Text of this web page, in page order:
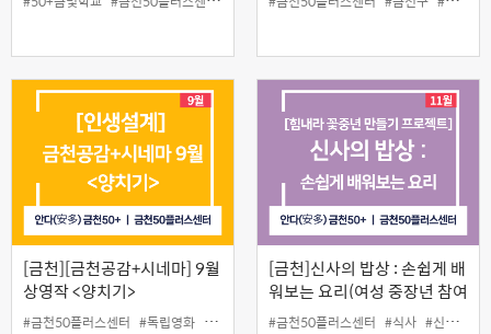
[금천][금천공감+시네마] 9월
상영작 <양치기>
#금천50플러스센터 #독립영화 #무료 #무료영화 #인생설계
[금천]신사의 밥상 : 손쉽게 배
워보는 요리(여성 중장년 참여
가능)
#금천50플러스센터 #식사 #신사의밥상